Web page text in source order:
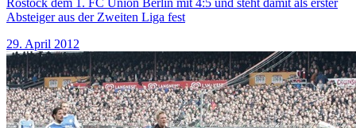
Absteiger aus der Zweiten Liga fest
29. April 2012